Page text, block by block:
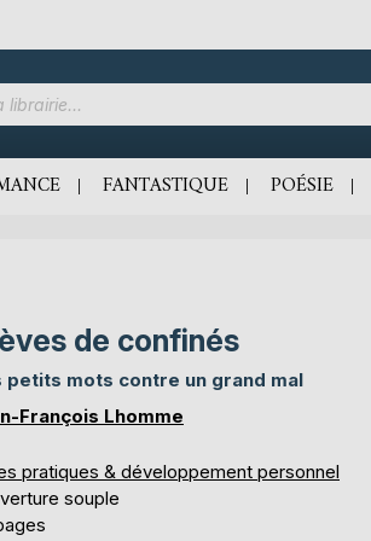
FANTASTIQUE POÉSIE
de confinés
petits mots contre un grand mal
François Lhomme
pratiques & développement personnel
souple